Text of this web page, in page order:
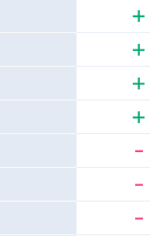
+
+
+
+
-
-
-